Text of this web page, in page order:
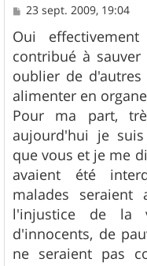
M
s
s
a
g
e
23 sept. 2009, 19:04
Oui
contribué à
oublier de
alimenter en
Pour ma part,
aujourd'hui je
que vous et je me
avaient été
malades seraient
l'injustice de la
d'innocents, de
ne seraient pas